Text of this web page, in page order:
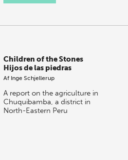
Children of the Stones
Hijos de las piedras
Af Inge Schjellerup
A report on the agriculture in
Chuquibamba, a district in
North-Eastern Peru